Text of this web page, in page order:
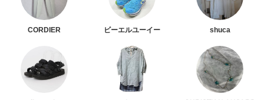
CORDIER ビーエルユーイー shuca